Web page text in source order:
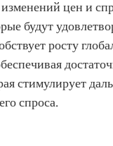
цен и
будут
росту
стимулирует
спроса.